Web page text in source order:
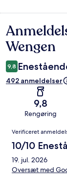
Wengen
9,8
492 anmeldelser
9,8
Rengøring
Verificeret
10/10
19. jul. 2026
Oversæt med